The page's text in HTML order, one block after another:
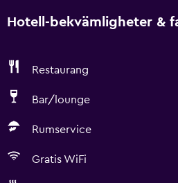
Hotell-bekvämligheter &
Restaurang
Bar/lounge
Rumservice
Gratis WiFi